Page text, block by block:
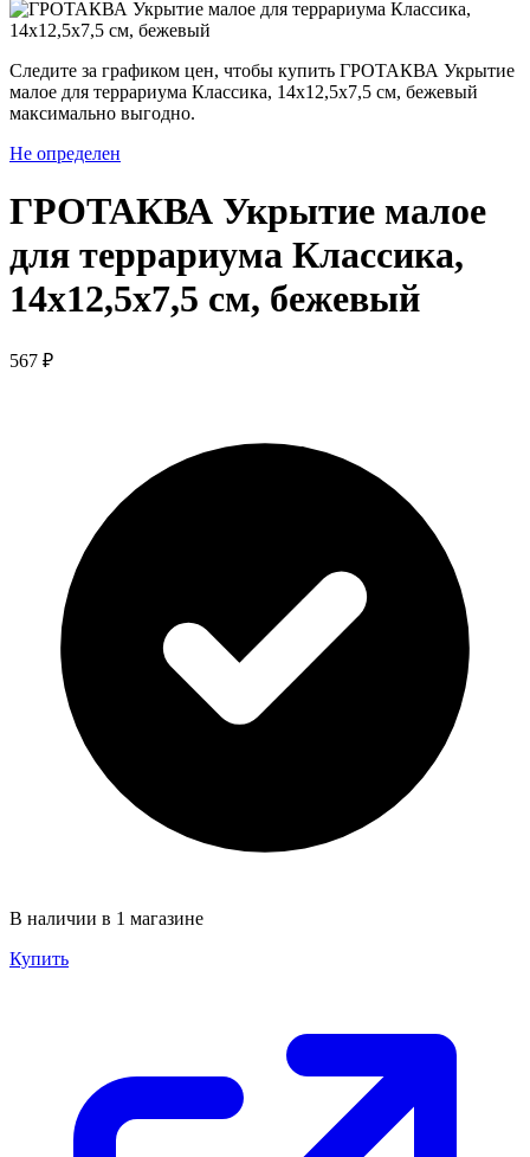
Следите за графиком цен, чтобы купить ГРОТАКВА Укрытие
малое для террариума Классика, 14х12,5х7,5 см, бежевый
максимально выгодно.
Не определен
ГРОТАКВА Укрытие малое
для террариума Классика,
14х12,5х7,5 см, бежевый
567 ₽
В наличии в 1 магазине
Купить